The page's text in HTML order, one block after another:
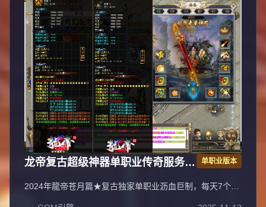
龙帝复古超级神器单职业传奇服务端
单职业版本
2024年龍帝苍月篇★复古独家单职业沥血巨制，每天7个新